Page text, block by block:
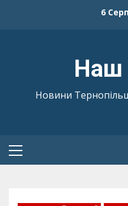
6
Наш
Новини
Primary